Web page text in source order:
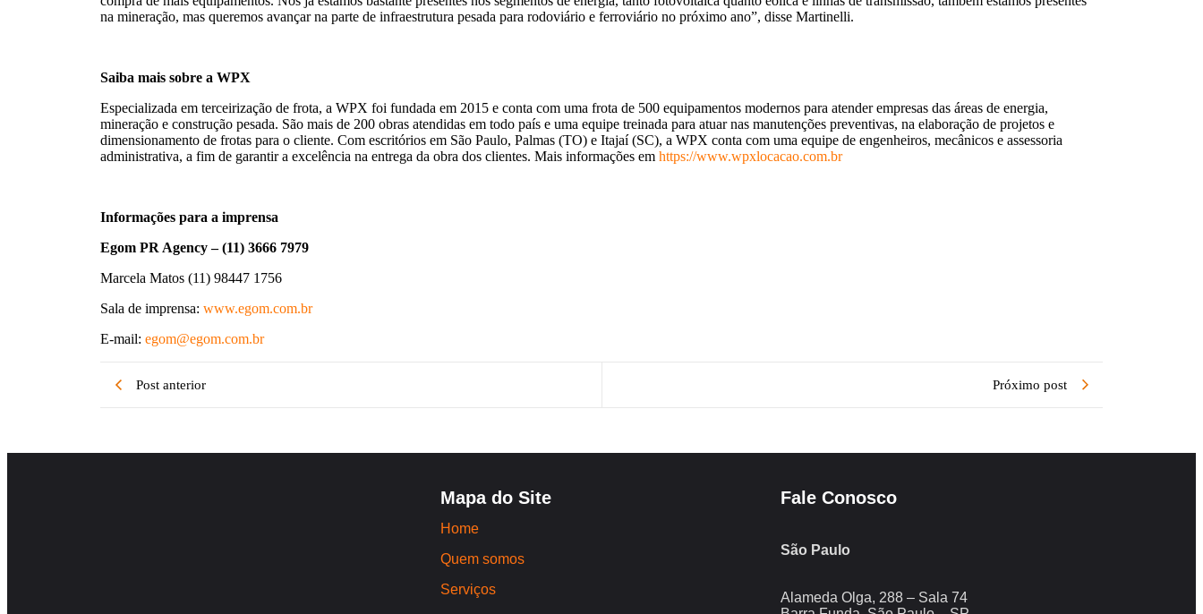
na mineração, mas queremos avançar na parte de infraestrutura pesada para rodoviário e ferroviário no próximo ano”, disse Martinelli.
Saiba mais sobre a WPX
Especializada em terceirização de frota, a WPX foi fundada em 2015 e conta com uma frota de 500 equipamentos modernos para atender empresas das áreas de energia,
mineração e construção pesada. São mais de 200 obras atendidas em todo país e uma equipe treinada para atuar nas manutenções preventivas, na elaboração de projetos e
dimensionamento de frotas para o cliente. Com escritórios em São Paulo, Palmas (TO) e Itajaí (SC), a WPX conta com uma equipe de engenheiros, mecânicos e assessoria
administrativa, a fim de garantir a excelência na entrega da obra dos clientes. Mais informações em https://www.wpxlocacao.com.br
Informações para a imprensa
Egom PR Agency – (11) 3666 7979
Marcela Matos (11) 98447 1756
Sala de imprensa: www.egom.com.br
E-mail: egom@egom.com.br
Post anterior Próximo post
Mapa do Site
Home
Quem somos
Serviços
Fale Conosco
São Paulo
Alameda Olga, 288 – Sala 74